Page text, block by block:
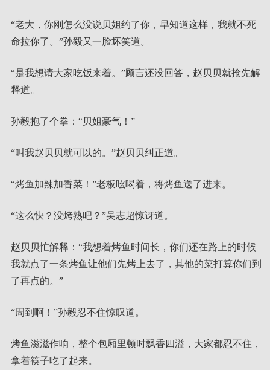
“老大，你刚怎么没说贝姐约了你，早知道这样，我就不死
命拉你了。”孙毅又一脸坏笑道。
“是我想请大家吃饭来着。”顾言还没回答，赵贝贝就抢先解
释道。
孙毅抱了个拳：“贝姐豪气！”
“叫我赵贝贝就可以的。”赵贝贝纠正道。
“烤鱼加辣加香菜！”老板吆喝着，将烤鱼送了进来。
“这么快？没烤熟吧？”吴志超惊讶道。
赵贝贝忙解释：“我想着烤鱼时间长，你们还在路上的时候
我就点了一条烤鱼让他们先烤上去了，其他的菜打算你们到
了再点的。”
“周到啊！”孙毅忍不住惊叹道。
烤鱼滋滋作响，整个包厢里顿时飘香四溢，大家都忍不住，
拿着筷子吃了起来。